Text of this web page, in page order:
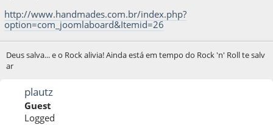
http://www.handmades.com.br/index.php?
option=com_joomlaboard&Itemid=26
Deus salva... e o Rock alivia! Ainda está em tempo do Rock 'n' Roll te salv
ar
plautz
Guest
Logged